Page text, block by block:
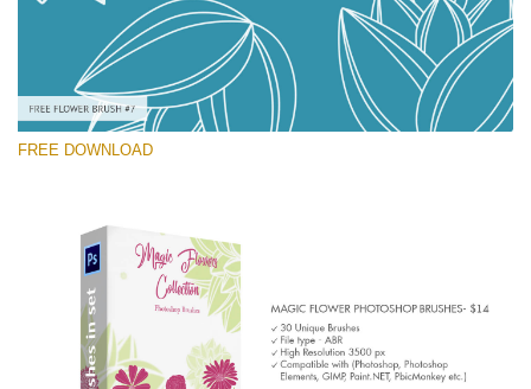
โปรดเลือก
Free Ps Brush #7
Magic Flowers
(30 Ps Brushes)
FREE DOWNLOAD